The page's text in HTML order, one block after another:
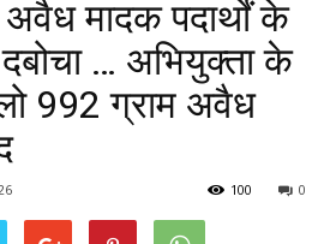
मादक पदार्थों के
… अभियुक्ता के
992 ग्राम अवैध
0
100